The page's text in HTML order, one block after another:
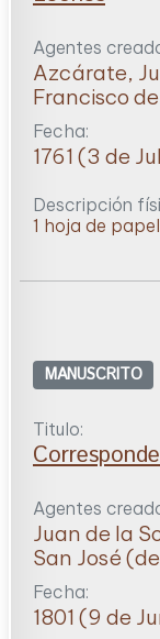
Agentes
Azcárate,
Francisco
Fecha:
1761 (3 de
Descripción
1 hoja de
MANUSCRITO
Titulo:
Agentes
Juan de la
San José
Fecha:
1801 (9 de